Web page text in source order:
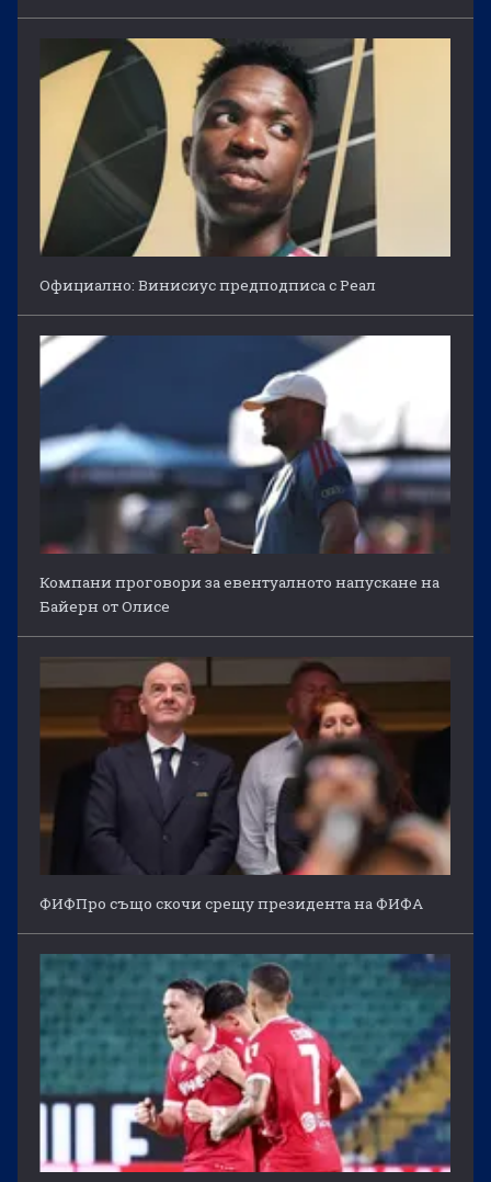
Официално: Винисиус предподписа с Реал
Компани проговори за евентуалното напускане на
Байерн от Олисе
ФИФПро също скочи срещу президента на ФИФА